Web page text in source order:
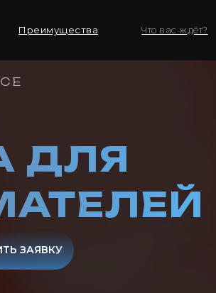
Резиденты
Преимущества Что вас ждёт?
ДЛЯ
ЗАЯВКУ